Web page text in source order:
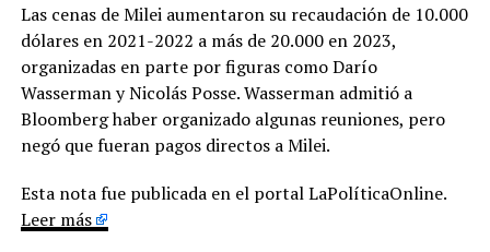
Las cenas de Milei aumentaron su recaudación de 10.000
dólares en 2021-2022 a más de 20.000 en 2023,
organizadas en parte por figuras como Darío
Wasserman y Nicolás Posse. Wasserman admitió a
Bloomberg haber organizado algunas reuniones, pero
negó que fueran pagos directos a Milei.
Esta nota fue publicada en el portal LaPolíticaOnline.
Leer más